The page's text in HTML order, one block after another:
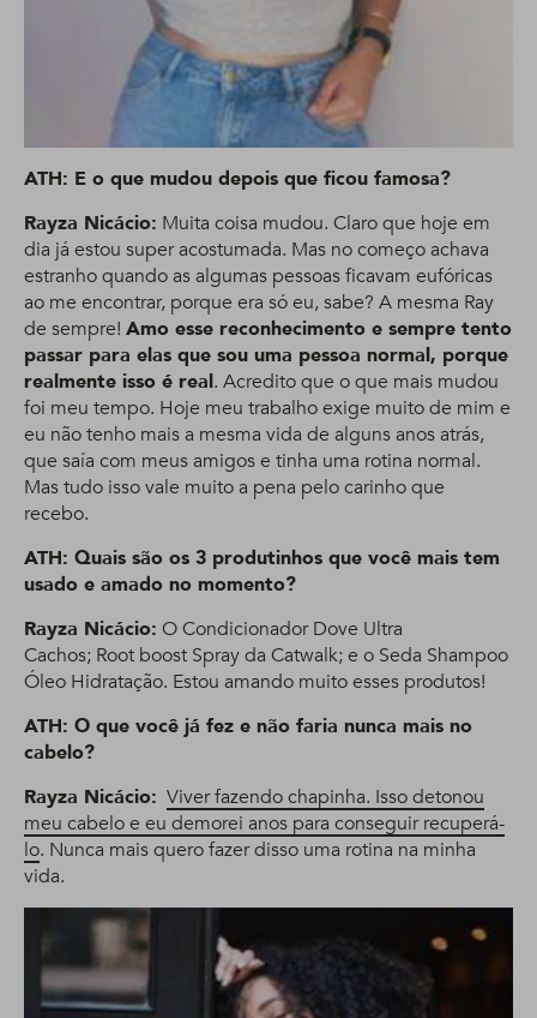
ATH: E o que mudou depois que ficou famosa?
Rayza Nicácio: Muita coisa mudou. Claro que hoje em
dia já estou super acostumada. Mas no começo achava
estranho quando as algumas pessoas ficavam eufóricas
ao me encontrar, porque era só eu, sabe? A mesma Ray
de sempre! Amo esse reconhecimento e sempre tento
passar para elas que sou uma pessoa normal, porque
realmente isso é real. Acredito que o que mais mudou
foi meu tempo. Hoje meu trabalho exige muito de mim e
eu não tenho mais a mesma vida de alguns anos atrás,
que saía com meus amigos e tinha uma rotina normal.
Mas tudo isso vale muito a pena pelo carinho que
recebo.
ATH: Quais são os 3 produtinhos que você mais tem
usado e amado no momento?
Rayza Nicácio: O Condicionador Dove Ultra
Cachos; Root boost Spray da Catwalk; e o Seda Shampoo
Óleo Hidratação. Estou amando muito esses produtos!
ATH: O que você já fez e não faria nunca mais no
cabelo?
Rayza Nicácio: Viver fazendo chapinha. Isso detonou
meu cabelo e eu demorei anos para conseguir recuperá-
lo. Nunca mais quero fazer disso uma rotina na minha
vida.